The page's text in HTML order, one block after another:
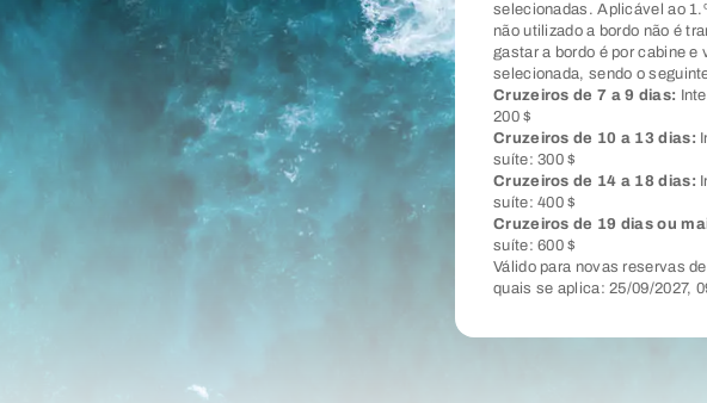
selecionadas. Aplicável ao
não utilizado a bordo não é
gastar a bordo é por cabine e
selecionada, sendo o
Cruzeiros de 7 a 9 dias:
200 $
Cruzeiros de 10 a 13 dias:
suíte: 300 $
Cruzeiros de 14 a 18 dias:
suíte: 400 $
Cruzeiros de 19 dias ou
suíte: 600 $
Válido para novas reservas
quais se aplica: 25/09/2027,